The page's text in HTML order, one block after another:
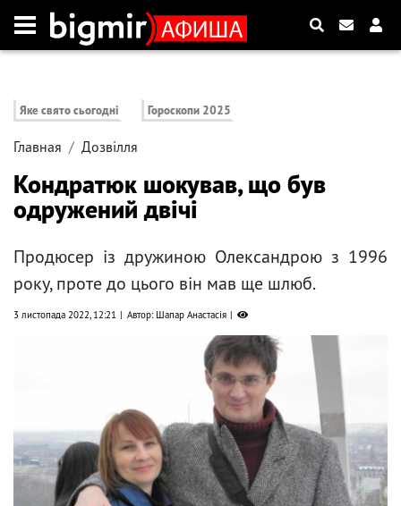
Яке свято сьогодні Гороскопи 2025
Главная Дозвілля
Кондратюк шокував, що був
одружений двічі
Продюсер із дружиною Олександрою з 1996
року, проте до цього він мав ще шлюб.
3 листопада 2022, 12:21 Автор: Шапар Анастасія